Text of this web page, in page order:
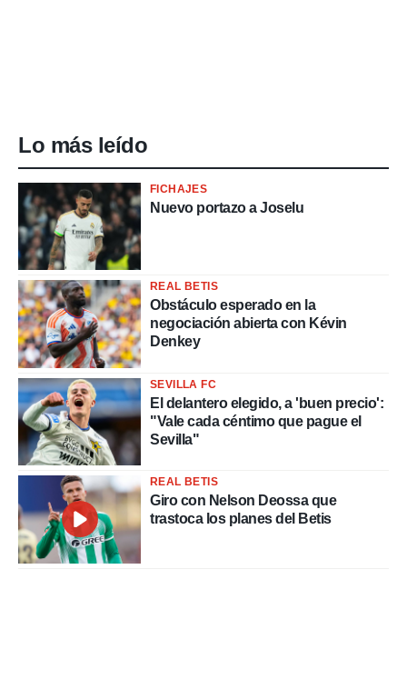
Lo más leído
FICHAJES
Nuevo portazo a Joselu
REAL BETIS
Obstáculo esperado en la
negociación abierta con Kévin
Denkey
SEVILLA FC
El delantero elegido, a 'buen precio':
"Vale cada céntimo que pague el
Sevilla"
REAL BETIS
Giro con Nelson Deossa que
trastoca los planes del Betis